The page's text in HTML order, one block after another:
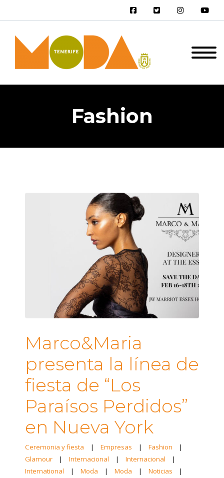
Fashion
Marco&Maria
presenta la línea de
fiesta de “Los
Paraísos Perdidos”
en Nueva York
Ceremonia y fiesta | Empresas | Fashion
|
Glamour
| Internacional | Internacional
|
International
| Moda | Moda | Noticias
|